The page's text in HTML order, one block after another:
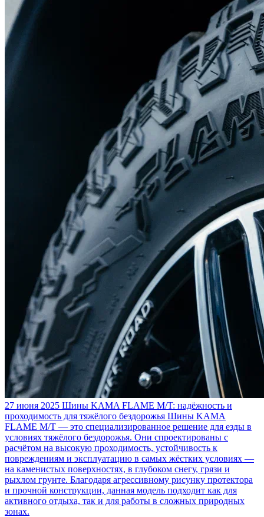
27 июня 2025 Шины KAMA FLAME M/T: надёжность и
проходимость для тяжёлого бездорожья Шины KAMA
FLAME M/T — это специализированное решение для езды в
условиях тяжёлого бездорожья. Они спроектированы с
расчётом на высокую проходимость, устойчивость к
повреждениям и эксплуатацию в самых жёстких условиях —
на каменистых поверхностях, в глубоком снегу, грязи и
рыхлом грунте. Благодаря агрессивному рисунку протектора
и прочной конструкции, данная модель подходит как для
активного отдыха, так и для работы в сложных природных
зонах.